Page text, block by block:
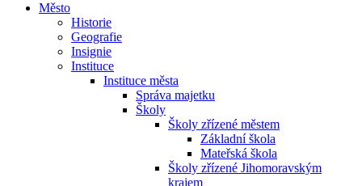
Město
Historie
Geografie
Insignie
Instituce
Instituce města
Správa majetku
Školy
Školy zřízené městem
Základní škola
Mateřská škola
Školy zřízené Jihomoravským
krajem